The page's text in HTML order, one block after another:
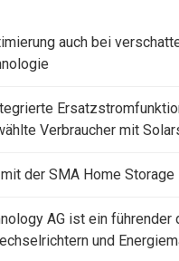
auch bei
Verbraucher mit
der SMA Home Storage
AG ist ein
und